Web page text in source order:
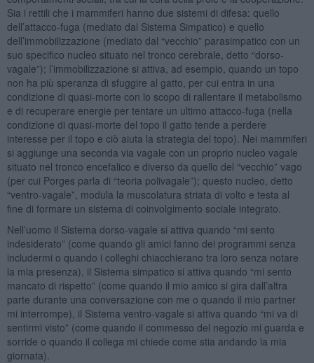
Sia i rettili che i mammiferi hanno due sistemi di difesa: quello
dell’attacco-fuga (mediato dal Sistema Simpatico) e quello
dell’immobilizzazione (mediato dal “vecchio” parasimpatico con un
suo specifico nucleo situato nel tronco cerebrale, detto “dorso-
vagale”); l’immobilizzazione si attiva, ad esempio, quando un topo
non ha più speranza di sfuggire al gatto, per cui entra in una
condizione di quasi-morte con lo scopo di rallentare il metabolismo
e di recuperare energie per tentare un ultimo attacco-fuga (nella
condizione di quasi-morte del topo il gatto tende a perdere
interesse per il topo e ciò aiuta la strategia del topo). Nei mammiferi
si aggiunge una seconda via vagale con un proprio nucleo vagale
situato nel tronco encefalico e diverso da quello del “vecchio” vago
(per cui Porges parla di “teoria polivagale”); questo nucleo, detto
“ventro-vagale”, modula la muscolatura striata di volto e testa al
fine di formare un sistema di coinvolgimento sociale integrato.
Nell’uomo il Sistema dorso-vagale si attiva quando “mi sento
indesiderato” (come quando gli amici fanno dei programmi senza
includermi o quando i colleghi chiacchierano tra loro senza notare
la mia presenza), il Sistema simpatico si attiva quando “mi sento
mancato di rispetto” (come quando il mio amico si gira dall’altra
parte durante una conversazione con me o quando il mio partner
mi interrompe), il Sistema ventro-vagale si attiva quando “mi va di
sentirmi visto” (come quando il commesso del negozio mi guarda e
sorride o quando il collega mi chiede come stia andando la mia
giornata).